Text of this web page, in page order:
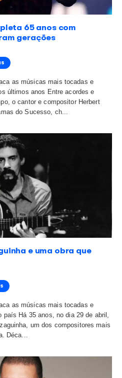
compositores ...
no Rio recebe Selo
pagamento de direitos
Notícias
de Arrecadação e
Track, produtora
Shakira na Praia de